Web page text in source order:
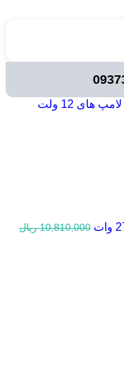
لامپ های 12 ولت
10,810,000 ریال